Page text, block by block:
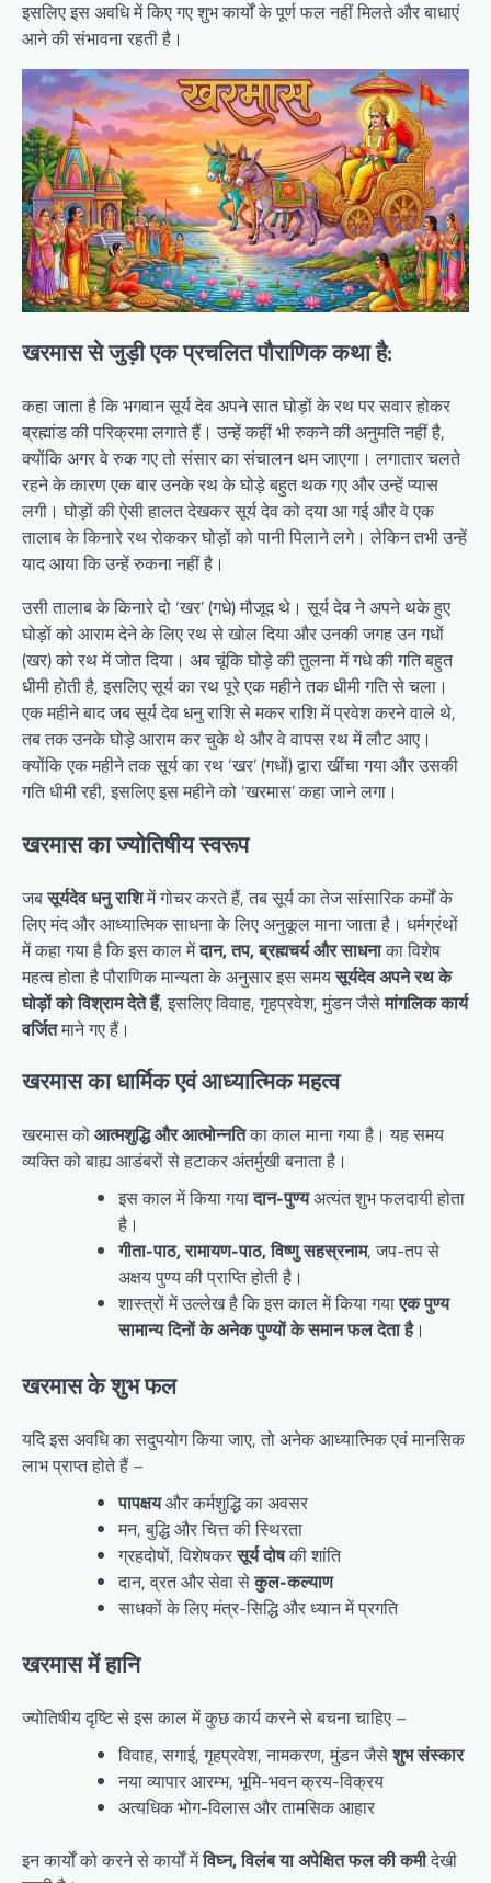
इसलिए इस अवधि में किए गए शुभ कार्यों के पूर्ण फल नहीं मिलते और बाधाएं
आने की संभावना रहती है।
खरमास से जुड़ी एक प्रचलित पौराणिक कथा है:
कहा जाता है कि भगवान सूर्य देव अपने सात घोड़ों के रथ पर सवार होकर
ब्रह्मांड की परिक्रमा लगाते हैं। उन्हें कहीं भी रुकने की अनुमति नहीं है,
क्योंकि अगर वे रुक गए तो संसार का संचालन थम जाएगा। लगातार चलते
रहने के कारण एक बार उनके रथ के घोड़े बहुत थक गए और उन्हें प्यास
लगी। घोड़ों की ऐसी हालत देखकर सूर्य देव को दया आ गई और वे एक
तालाब के किनारे रथ रोककर घोड़ों को पानी पिलाने लगे। लेकिन तभी उन्हें
याद आया कि उन्हें रुकना नहीं है।
उसी तालाब के किनारे दो ‘खर’ (गधे) मौजूद थे। सूर्य देव ने अपने थके हुए
घोड़ों को आराम देने के लिए रथ से खोल दिया और उनकी जगह उन गधों
(खर) को रथ में जोत दिया। अब चूंकि घोड़े की तुलना में गधे की गति बहुत
धीमी होती है, इसलिए सूर्य का रथ पूरे एक महीने तक धीमी गति से चला।
एक महीने बाद जब सूर्य देव धनु राशि से मकर राशि में प्रवेश करने वाले थे,
तब तक उनके घोड़े आराम कर चुके थे और वे वापस रथ में लौट आए।
क्योंकि एक महीने तक सूर्य का रथ ‘खर’ (गधों) द्वारा खींचा गया और उसकी
गति धीमी रही, इसलिए इस महीने को ‘खरमास’ कहा जाने लगा।
खरमास का ज्योतिषीय स्वरूप
जबसूर्यदेव धनु राशिमें गोचर करते हैं, तब सूर्य का तेज सांसारिक कर्मों के
लिए मंद और आध्यात्मिक साधना के लिए अनुकूल माना जाता है। धर्मग्रंथों
में कहा गया है कि इस काल मेंदान, तप, ब्रह्मचर्य और साधनाका विशेष
महत्व होता है पौराणिक मान्यता के अनुसार इस समयसूर्यदेव अपने रथ के
घोड़ों को विश्राम देते हैं, इसलिए विवाह, गृहप्रवेश, मुंडन जैसेमांगलिक कार्य
वर्जितमाने गए हैं।
खरमास का धार्मिक एवं आध्यात्मिक महत्व
खरमास कोआत्मशुद्धि और आत्मोन्नतिका काल माना गया है। यह समय
व्यक्ति को बाह्य आडंबरों से हटाकर अंतर्मुखी बनाता है।
इस काल में किया गयादान-पुण्यअत्यंत शुभ फलदायी होता
है।
गीता-पाठ, रामायण-पाठ, विष्णु सहस्रनाम, जप-तप से
अक्षय पुण्य की प्राप्ति होती है।
शास्त्रों में उल्लेख है कि इस काल में किया गयाएक पुण्य
सामान्य दिनों के अनेक पुण्यों के समान फल देता है।
खरमास के शुभ फल
यदि इस अवधि का सदुपयोग किया जाए, तो अनेक आध्यात्मिक एवं मानसिक
लाभ प्राप्त होते हैं –
पापक्षयऔर कर्मशुद्धि का अवसर
मन, बुद्धि और चित्त की स्थिरता
ग्रहदोषों, विशेषकरसूर्य दोषकी शांति
दान, व्रत और सेवा सेकुल-कल्याण
साधकों के लिए मंत्र-सिद्धि और ध्यान में प्रगति
खरमास में हानि
ज्योतिषीय दृष्टि से इस काल में कुछ कार्य करने से बचना चाहिए –
विवाह, सगाई, गृहप्रवेश, नामकरण, मुंडन जैसेशुभ संस्कार
नया व्यापार आरम्भ, भूमि-भवन क्रय-विक्रय
अत्यधिक भोग-विलास और तामसिक आहार
इन कार्यों को करने से कार्यों मेंविघ्न, विलंब या अपेक्षित फल की कमीदेखी